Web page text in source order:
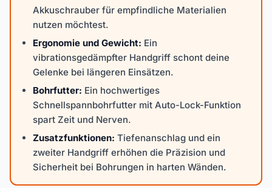
Akkuschrauber für empfindliche Materialien
nutzen möchtest.
Ergonomie und Gewicht: Ein
vibrationsgedämpfter Handgriff schont deine
Gelenke bei längeren Einsätzen.
Bohrfutter: Ein hochwertiges
Schnellspannbohrfutter mit Auto-Lock-Funktion
spart Zeit und Nerven.
Zusatzfunktionen: Tiefenanschlag und ein
zweiter Handgriff erhöhen die Präzision und
Sicherheit bei Bohrungen in harten Wänden.